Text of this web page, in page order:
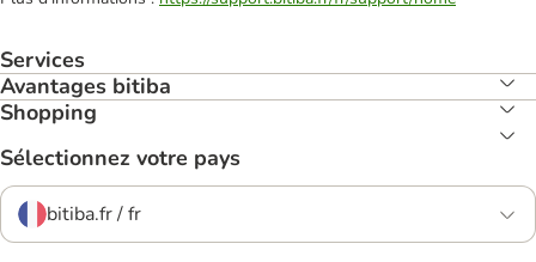
Services
Avantages bitiba
Shopping
Sélectionnez votre pays
bitiba.fr / fr